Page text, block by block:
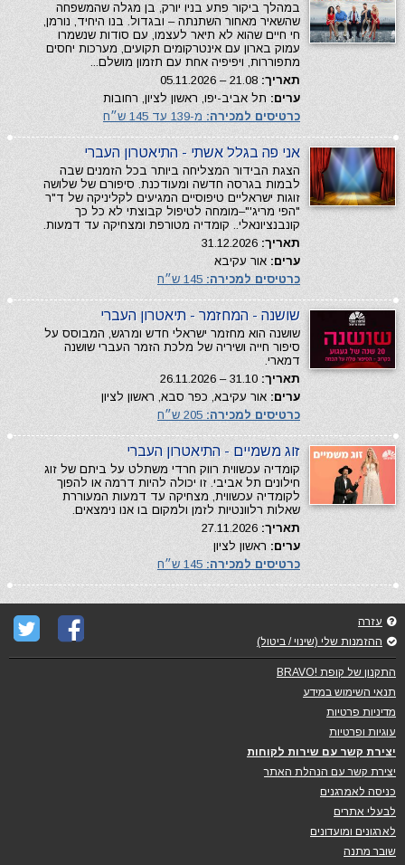
במהלך ביקור פתע בניו יורק, בן מגלה שהמשפחה
שהשאיר מאחור השתנתה – ובגדול. בנו היחיד, נורמן,
חי חיים שהוא לא תיאר לעצמו, עם סודות שנשמרו
עמוק בארון עם אינטרקומים תקועים, מערכות יחסים
מתפוררות, ויפיפיה אחת עם תזמון מושלם...
תאריך:
ערים: תל אביב-יפו, ראשון לציון, רחובות
כרטיסים למכירה: מ-139 עד 145 ש״ח
אני פה בגלל אשתי - התיאטרון העברי
הצגת הבידור המצליחה ביותר בכל הזמנים שבה
לבמות בגרסה חדשה ומעודכנת. סיפורם של שלושה
זוגות ישראליים טיפוסיים המגיעים לקליניקה של ד"ר
"הפי מריג'"–מומחה לטיפול קבוצתי לא כל כך
קונבנציונאלי.. קומדיה מטורפת ומצחיקה עד דמעות.
תאריך:
ערים: אור עקיבא
כרטיסים למכירה:
שושנה - המחזמר - תיאטרון העברי
שושנה הוא מחזמר ישראלי חדש ומרגש, המבוסס על
סיפור חייה ושיריה של מלכת הזמר העברי שושנה
דמארי.
תאריך:
ערים: אור עקיבא, כפר סבא, ראשון לציון
כרטיסים למכירה:
זוג משמיים - התיאטרון העברי
קומדיה עכשווית רווק חרדי משתלט על ביתם של זוג
חילונים תל אביבי. זו יכולה להיות דרמה או להפוך
לקומדיה עכשווית, מצחיקה עד דמעות המעוררת
שאלות רלוונטיות לזמן ולמקום בו אנו נימצאים.
תאריך:
ערים: ראשון לציון
כרטיסים למכירה:
עזרה
ההזמנות שלי (שינוי / ביטול)
התקנון של קופת !BRAVO
תנאי השימוש במידע
מדיניות פרטיות
עוגיות ופרטיות
יצירת קשר עם שירות לקוחות
יצירת קשר עם הנהלת האתר
כניסה לאמרגנים
לבעלי אתרים
לארגונים ומועדונים
שובר מתנה